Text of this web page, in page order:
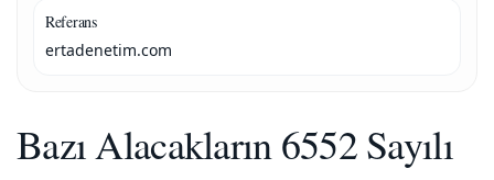
Referans
ertadenetim.com
Bazı Alacakların 6552 Sayılı